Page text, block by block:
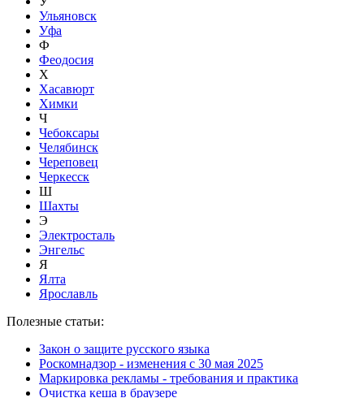
Ульяновск
Уфа
Ф
Феодосия
Х
Хасавюрт
Химки
Ч
Чебоксары
Челябинск
Череповец
Черкесск
Ш
Шахты
Э
Электросталь
Энгельс
Я
Ялта
Ярославль
Полезные статьи:
Закон о защите русского языка
Роскомнадзор - изменения с 30 мая 2025
Маркировка рекламы - требования и практика
Очистка кеша в браузере